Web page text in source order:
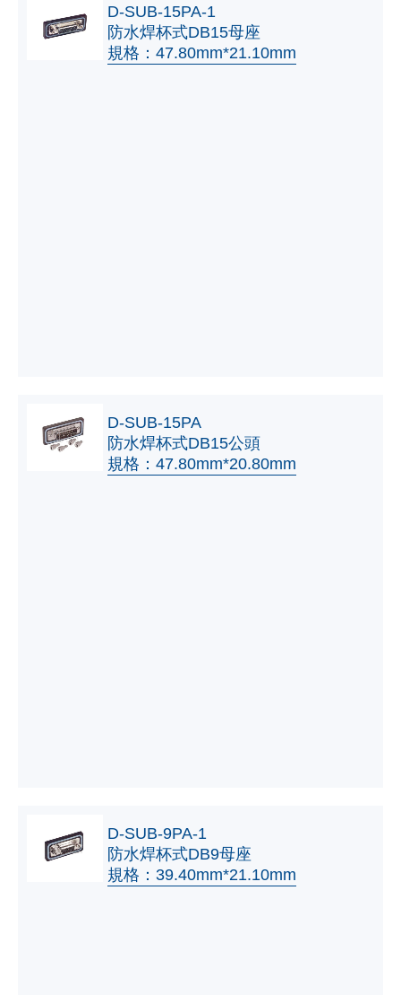
D-SUB-15PA-1
防水焊杯式DB15母座
規格：47.80mm*21.10mm
D-SUB-15PA
防水焊杯式DB15公頭
規格：47.80mm*20.80mm
D-SUB-9PA-1
防水焊杯式DB9母座
規格：39.40mm*21.10mm